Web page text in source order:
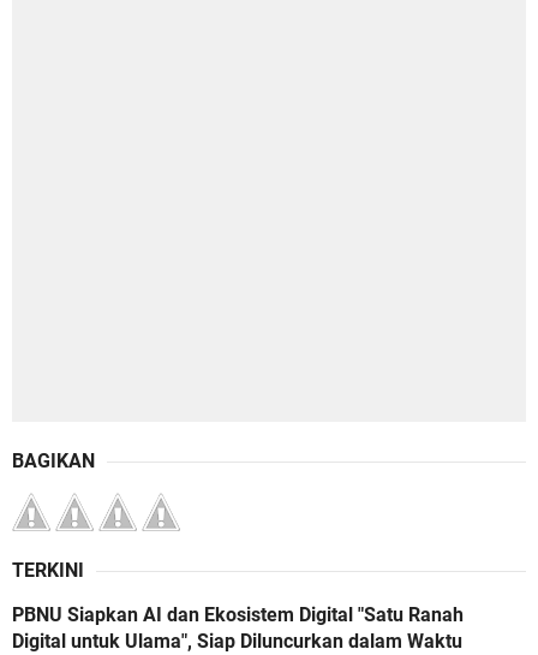
BAGIKAN
TERKINI
PBNU Siapkan AI dan Ekosistem Digital "Satu Ranah
Digital untuk Ulama", Siap Diluncurkan dalam Waktu